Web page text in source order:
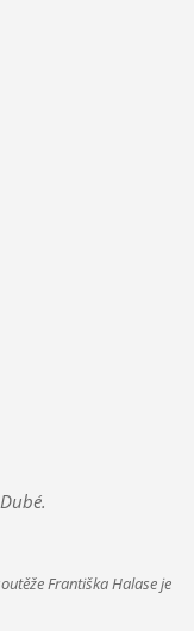
Františka Halase je